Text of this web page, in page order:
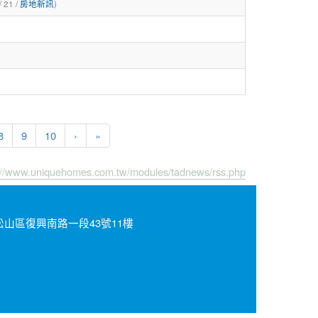
21 / 房地新訊)
9 10 › »
www.uniquehomes.com.tw/modules/tadnews/rss.php
區復興南路一段43號11樓